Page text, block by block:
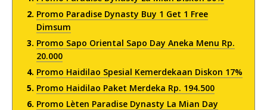
Promo Paradise Dynasty Buy 1 Get 1 Free
Dimsum
Promo Sapo Oriental Sapo Day Aneka Menu Rp.
20.000
Promo Haidilao Spesial Kemerdekaan Diskon 17%
Promo Haidilao Paket Merdeka Rp. 194.500
Promo Lèten Paradise Dynasty La Mian Day